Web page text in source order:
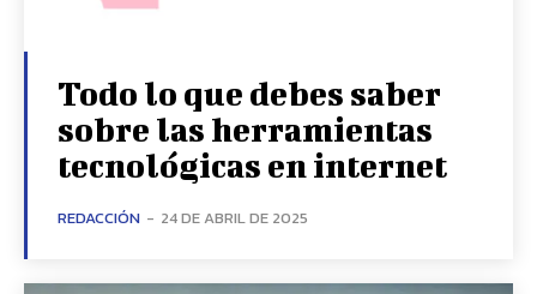
Todo lo que debes saber
sobre las herramientas
tecnológicas en internet
REDACCIÓN - 24 DE ABRIL DE 2025